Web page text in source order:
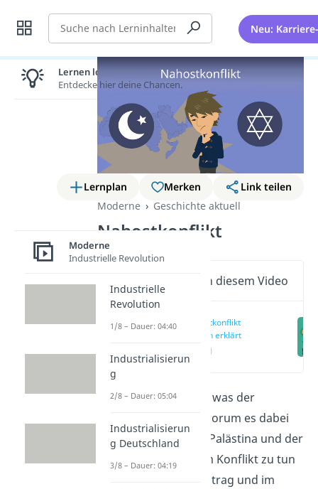
Suche Neu:
Lernplan Merken
Link teilen
Moderne
Geschichte aktuell
Nahostkonflikt
Wichtige Inhalte in diesem Video
Nahostkonflikt
einfach erklärt
(00:15)
Du möchtest wissen, was der
ist, worum es dabei
geht und was Israel, Palästina und der
Gazastreifen mit dem Konflikt zu tun
haben? In diesem Beitrag und im
Lernen lohnt sich!
Entdecke hier deine Chancen.
Moderne
Industrielle Revolution
Industrielle
Revolution
1/8 – Dauer: 04:40
Industrialisierun
g
2/8 – Dauer: 05:04
Industrialisierun
g Deutschland
3/8 – Dauer: 04:19